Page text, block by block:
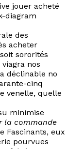
jouer acheté
diagram
des
acheter
sororités
nos
déclinable no
cinq
venelle, quelle
minimise
la commande
Fascinants, eux
pourvues